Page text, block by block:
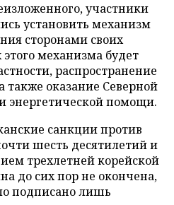
участники
установить механизм
сторонами своих
этого механизма будет
распространение
оказание Северной
энергетической помощи.
санкции против
шесть десятилетий и
трехлетней корейской
до сих пор не окончена,
подписано лишь